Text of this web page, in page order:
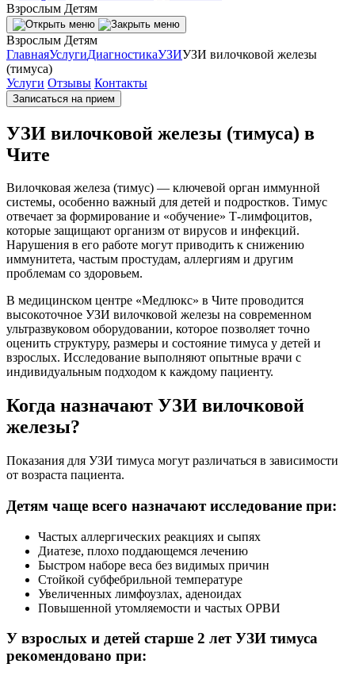
Взрослым Детям
Взрослым Детям
ГлавнаяУслугиДиагностикаУЗИУЗИ вилочковой железы
(тимуса)
Услуги Отзывы Контакты
Записаться на прием
УЗИ вилочковой железы (тимуса) в
Чите
Вилочковая железа (тимус) — ключевой орган иммунной
системы, особенно важный для детей и подростков. Тимус
отвечает за формирование и «обучение» Т-лимфоцитов,
которые защищают организм от вирусов и инфекций.
Нарушения в его работе могут приводить к снижению
иммунитета, частым простудам, аллергиям и другим
проблемам со здоровьем.
В медицинском центре «Медлюкс» в Чите проводится
высокоточное УЗИ вилочковой железы на современном
ультразвуковом оборудовании, которое позволяет точно
оценить структуру, размеры и состояние тимуса у детей и
взрослых. Исследование выполняют опытные врачи с
индивидуальным подходом к каждому пациенту.
Когда назначают УЗИ вилочковой
железы?
Показания для УЗИ тимуса могут различаться в зависимости
от возраста пациента.
Детям чаще всего назначают исследование при:
Частых аллергических реакциях и сыпях
Диатезе, плохо поддающемся лечению
Быстром наборе веса без видимых причин
Стойкой субфебрильной температуре
Увеличенных лимфоузлах, аденоидах
Повышенной утомляемости и частых ОРВИ
У взрослых и детей старше 2 лет УЗИ тимуса
рекомендовано при: